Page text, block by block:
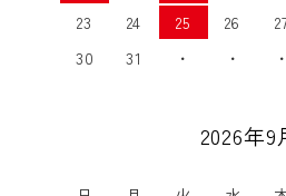
23
24 25 26
30
31 ・ ・ ・
2026年9